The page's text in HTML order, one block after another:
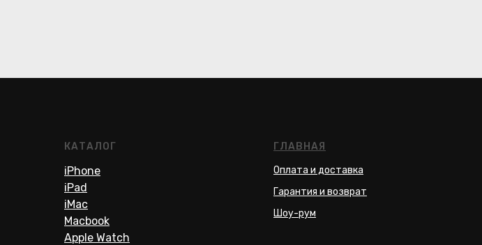
КАТАЛОГ
iPhone
iPad
iMac
Macbook
Apple Watch
ГЛАВНАЯ
Оплата и доставка
Гарантия и возврат
Шоу-рум